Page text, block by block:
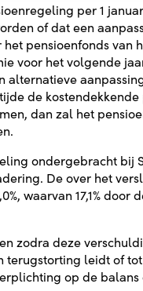
per 1
of dat een
pensioenfonds van
voor het volgende
de
dan zal het
ondergebracht bij
De over het
waarvan 17,1% door
zodra deze
leidt of
op de balans